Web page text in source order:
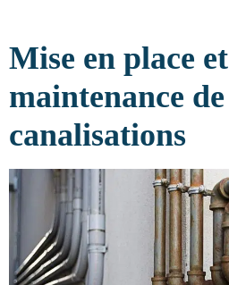
Mise en place et
maintenance de
canalisations